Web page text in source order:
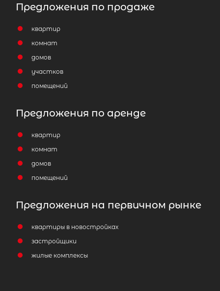
Предложения по продаже
квартир
комнат
домов
участков
помещений
Предложения по аренде
квартир
комнат
домов
помещений
Предложения на первичном рынке
квартиры в новостройках
застройщики
жилые комплексы